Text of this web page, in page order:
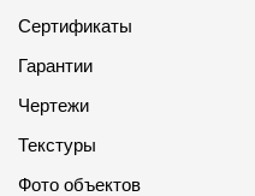
Сертификаты
Гарантии
Чертежи
Текстуры
Фото объектов